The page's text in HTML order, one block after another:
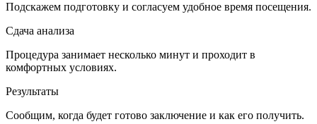
Подскажем подготовку и согласуем удобное время посещения.
Сдача анализа
Процедура занимает несколько минут и проходит в
комфортных условиях.
Результаты
Сообщим, когда будет готово заключение и как его получить.